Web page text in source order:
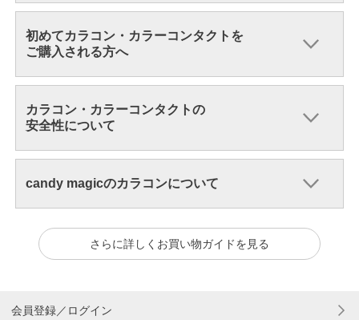
初めてカラコン・カラーコンタクトを
ご購入される方へ
カラコン・カラーコンタクトの
安全性について
candy magicのカラコンについて
さらに詳しくお買い物ガイドを見る
会員登録／ログイン